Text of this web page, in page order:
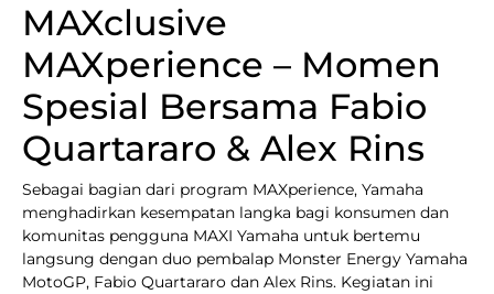
MAXclusive
MAXperience – Momen
Spesial Bersama Fabio
Quartararo & Alex Rins
Sebagai bagian dari program MAXperience, Yamaha
menghadirkan kesempatan langka bagi konsumen dan
komunitas pengguna MAXI Yamaha untuk bertemu
langsung dengan duo pembalap Monster Energy Yamaha
MotoGP, Fabio Quartararo dan Alex Rins. Kegiatan ini